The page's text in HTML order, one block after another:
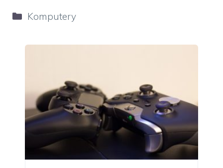
Kategorie
Komputery